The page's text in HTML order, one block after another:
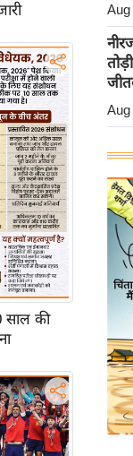
साल की
Aug
Aug